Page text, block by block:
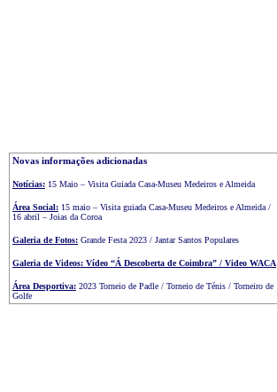
Novas informações adicionadas
Notícias: 15 Maio – Visita Guiada Casa-Museu Medeiros e Almeida
Área Social: 15 maio – Visita guiada Casa-Museu Medeiros e Almeida /
16 abril – Joias da Coroa
Galeria de Fotos: Grande Festa 2023 / Jantar Santos Populares
Galeria de Videos: Vídeo “Á Descoberta de Coimbra” / Video WACA
Área Desportiva: 2023 Torneio de Padle / Torneio de Ténis / Torneiro de
Golfe